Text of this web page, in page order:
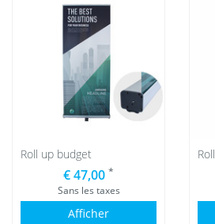
Roll up budget
€ 47,00 *
Sans les taxes
Afficher